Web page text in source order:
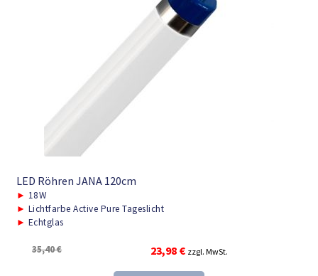
LED Röhren JANA 120cm
► 18W
► Lichtfarbe Active Pure Tageslicht
► Echtglas
35,40€
Ursprünglicher
Preis
23,98 €Aktueller
Preis
zzgl. MwSt.